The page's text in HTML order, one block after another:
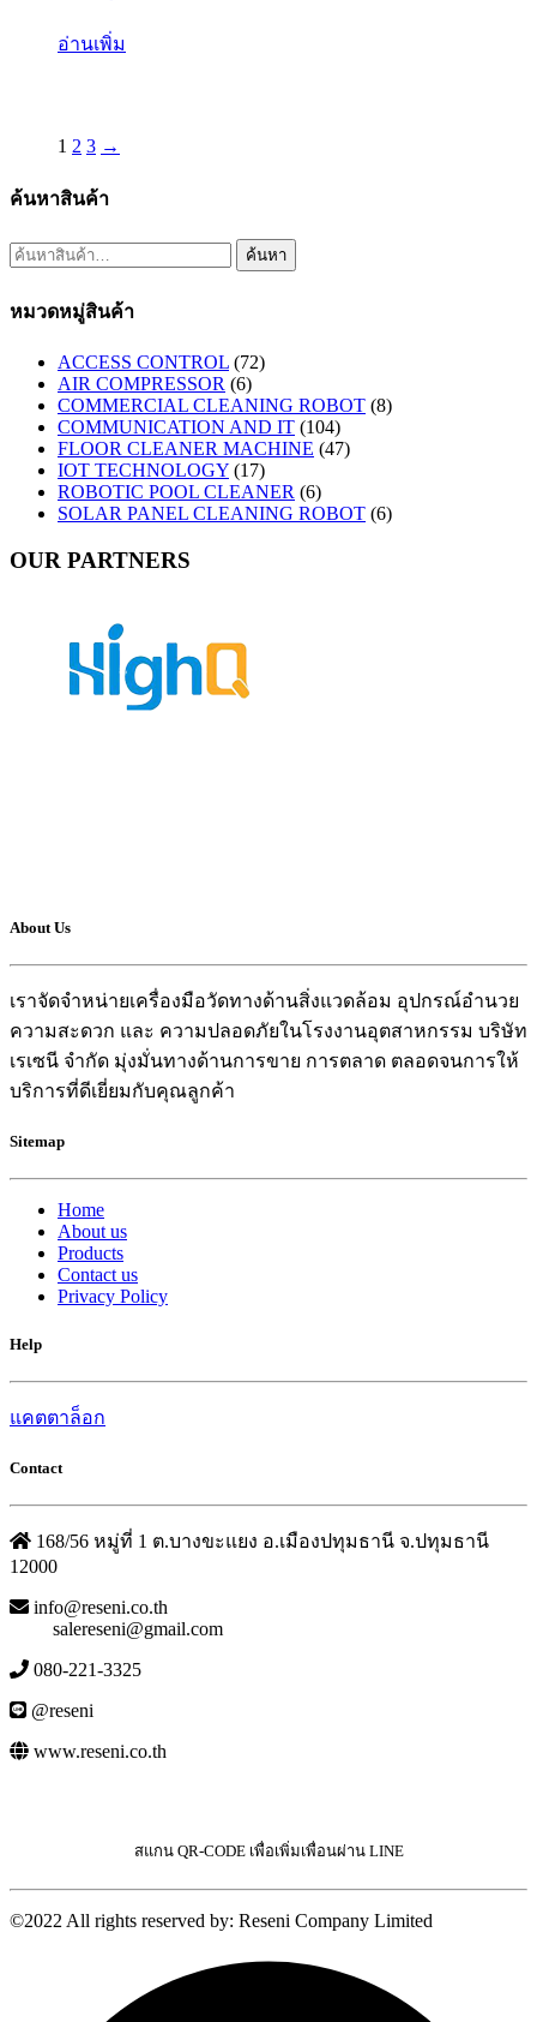
อ่านเพิ่ม
1 2 3 →
ค้นหาสินค้า
ค้นหา: ค้นหา
หมวดหมู่สินค้า
ACCESS CONTROL (72)
AIR COMPRESSOR (6)
COMMERCIAL CLEANING ROBOT (8)
COMMUNICATION AND IT (104)
FLOOR CLEANER MACHINE (47)
IOT TECHNOLOGY (17)
ROBOTIC POOL CLEANER (6)
SOLAR PANEL CLEANING ROBOT (6)
OUR PARTNERS
About Us
เราจัดจำหน่ายเครื่องมือวัดทางด้านสิ่งแวดล้อม อุปกรณ์อำนวย
ความสะดวก และ ความปลอดภัยในโรงงานอุตสาหกรรม บริษัท
เรเซนี จำกัด มุ่งมั่นทางด้านการขาย การตลาด ตลอดจนการให้
บริการที่ดีเยี่ยมกับคุณลูกค้า
Sitemap
Home
About us
Products
Contact us
Privacy Policy
Help
แคตตาล็อก
Contact
168/56 หมู่ที่ 1 ต.บางขะแยง อ.เมืองปทุมธานี จ.ปทุมธานี
12000
info@reseni.co.th
salereseni@gmail.com
080-221-3325
@reseni
www.reseni.co.th
สแกน QR-CODE เพื่อเพิ่มเพื่อนผ่าน LINE
©2022 All rights reserved by: Reseni Company Limited